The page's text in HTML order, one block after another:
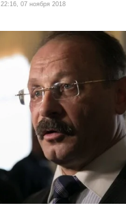
Дата:
22:16, 07 ноября 2018